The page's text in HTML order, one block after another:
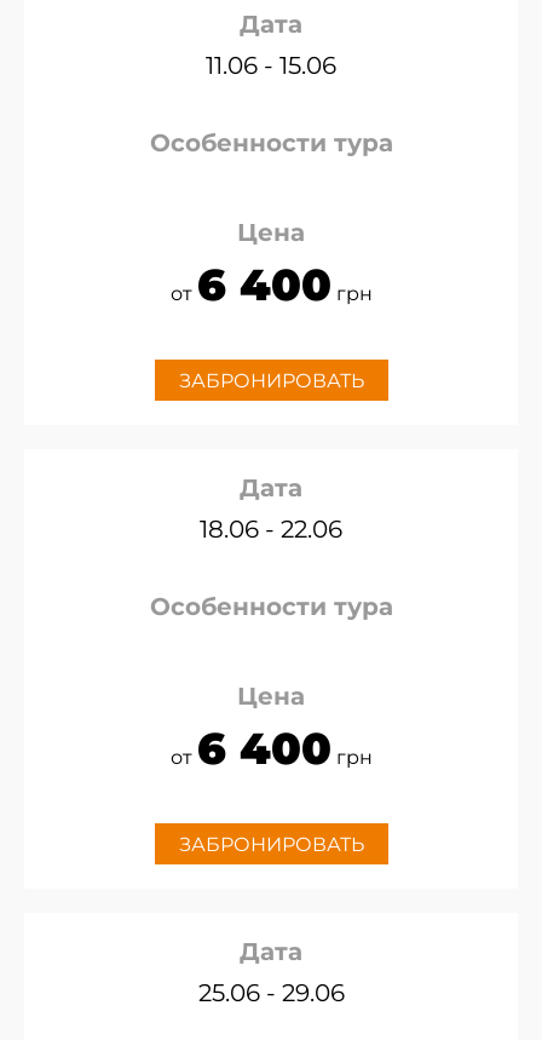
Дата
11.06 - 15.06
Особенности тура
Цена
от 6 400 грн
ЗАБРОНИРОВАТЬ
Дата
18.06 - 22.06
Особенности тура
Цена
от 6 400 грн
ЗАБРОНИРОВАТЬ
Дата
25.06 - 29.06